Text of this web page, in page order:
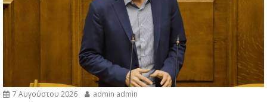
7 Αυγούστου 2026 admin admin